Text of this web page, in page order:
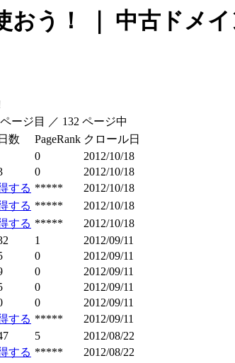
う！ ｜ 中古ドメ
ージ目 ／ 132 ページ中
数 PageRank クロール日
0
2012/10/18
0
2012/10/18
する *****
2012/10/18
する *****
2012/10/18
する *****
2012/10/18
1
2012/09/11
0
2012/09/11
0
2012/09/11
0
2012/09/11
0
2012/09/11
する *****
2012/09/11
5
2012/08/22
する *****
2012/08/22